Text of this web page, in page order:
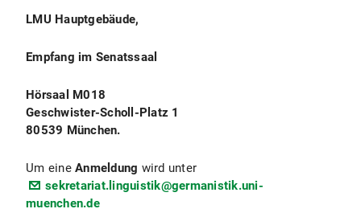
LMU Hauptgebäude,
Empfang im Senatssaal
Hörsaal M018
Geschwister-Scholl-Platz 1
80539 München.
Um eine Anmeldung wird unter
sekretariat.linguistik@germanistik.uni-
muenchen.de